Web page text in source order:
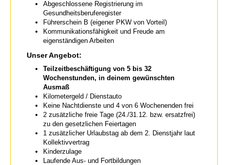
Abgeschlossene Registrierung im
Gesundheitsberuferegister
Führerschein B (eigener PKW von Vorteil)
Kommunikationsfähigkeit und Freude am
eigenständigen Arbeiten
Unser Angebot:
Teilzeitbeschäftigung von 5 bis 32
Wochenstunden, in deinem gewünschten
Ausmaß
Kilometergeld / Dienstauto
Keine Nachtdienste und 4 von 6 Wochenenden frei
2 zusätzliche freie Tage (24./31.12. bzw. ersatzfrei)
zu den gesetzlichen Feiertagen
1 zusätzlicher Urlaubstag ab dem 2. Dienstjahr laut
Kollektivvertrag
Kinderzulage
Laufende Aus- und Fortbildungen